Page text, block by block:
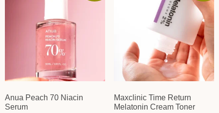
Anua Peach 70 Niacin
Serum
Maxclinic Time Return
Melatonin Cream Toner